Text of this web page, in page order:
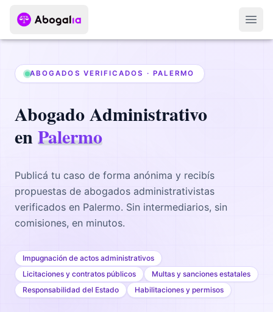
ABOGADOS VERIFICADOS · PALERMO
AbogadoAdministrativo
enPalermo
Publicá tu caso de forma anónima y recibís
propuestas de abogados administrativistas
verificados en Palermo. Sin intermediarios, sin
comisiones, en minutos.
Impugnación de actos administrativos
Licitaciones y contratos públicos
Multas y sanciones estatales
Responsabilidad del Estado
Habilitaciones y permisos